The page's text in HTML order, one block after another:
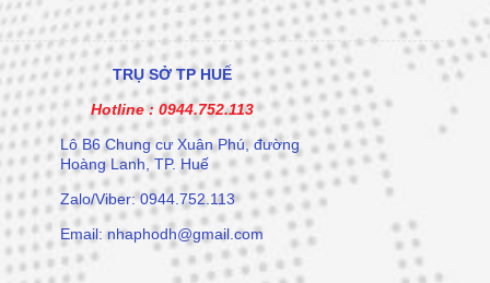
TRỤ SỞ TP HUẾ
Hotline : 0944.752.113
Lô B6 Chung cư Xuân Phú, đường
Hoàng Lanh, TP. Huế
Zalo/Viber: 0944.752.113
Email: nhaphodh@gmail.com